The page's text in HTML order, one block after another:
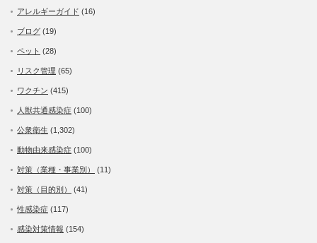
アレルギーガイド (16)
ブログ (19)
ペット (28)
リスク管理 (65)
ワクチン (415)
人獣共通感染症 (100)
公衆衛生 (1,302)
動物由来感染症 (100)
対策（業種・事業別） (11)
対策（目的別） (41)
性感染症 (117)
感染対策情報 (154)